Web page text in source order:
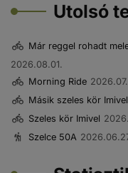
Utolsó
Már reggel rohadt
2026.08.01.
Morning Ride
Másik szeles kör Imivel
Szeles kör Imivel
Szelce 50A